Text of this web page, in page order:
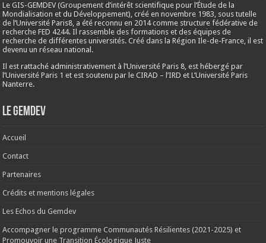
Le GIS-GEMDEV (Groupement d’intérêt scientifique pour l’Étude de la
Mondialisation et du Développement), créé ennovembre 1983, sous tutelle
de l’Université Paris8, a été reconnu en 2014 comme structure fédérative de
recherche FED 4244. Il rassemble des formations et des équipes de
recherche de différentes universités. Créé dans la Région Ile-de-France, il est
devenu un réseau national.
Il est rattaché administrativement à l’Université Paris 8, est hébergé par
l’Université Paris 1 et est soutenu par le CIRAD – l’IRD et L’Université Paris
Nanterre.
Le Gemdev
Accueil
Contact
Partenaires
Crédits et mentions légales
Les Echos du Gemdev
Accompagner le programme Communautés Résilientes (2021-2025) et
Promouvoir une Transition Écologique Juste